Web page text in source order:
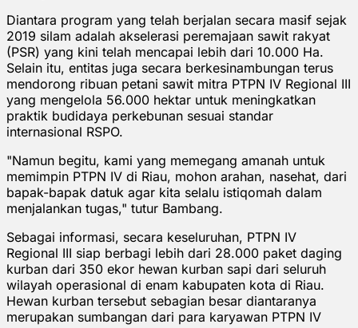
Diantara program yang telah berjalan secara masif sejak
2019 silam adalah akselerasi peremajaan sawit rakyat
(PSR) yang kini telah mencapai lebih dari 10.000 Ha.
Selain itu, entitas juga secara berkesinambungan terus
mendorong ribuan petani sawit mitra PTPN IV Regional III
yang mengelola 56.000 hektar untuk meningkatkan
praktik budidaya perkebunan sesuai standar
internasional RSPO.
"Namun begitu, kami yang memegang amanah untuk
memimpin PTPN IV di Riau, mohon arahan, nasehat, dari
bapak-bapak datuk agar kita selalu istiqomah dalam
menjalankan tugas," tutur Bambang.
Sebagai informasi, secara keseluruhan, PTPN IV
Regional III siap berbagi lebih dari 28.000 paket daging
kurban dari 350 ekor hewan kurban sapi dari seluruh
wilayah operasional di enam kabupaten kota di Riau.
Hewan kurban tersebut sebagian besar diantaranya
merupakan sumbangan dari para karyawan PTPN IV